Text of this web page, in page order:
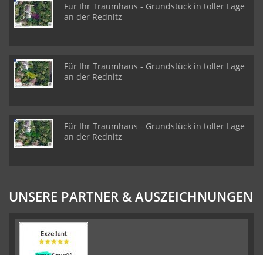
Für Ihr Traumhaus - Grundstück in toller Lage
an der Rednitz
Für Ihr Traumhaus - Grundstück in toller Lage
an der Rednitz
Für Ihr Traumhaus - Grundstück in toller Lage
an der Rednitz
UNSERE PARTNER & AUSZEICHNUNGEN